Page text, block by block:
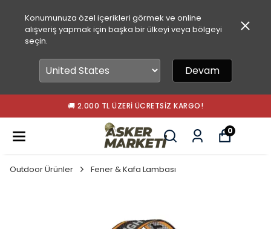
Konumunuza özel içerikleri görmek ve online
alışveriş yapmak için başka bir ülkeyi veya bölgeyi
seçin.
Devam
🚚 2.000 TL ÜZERI ÜCRETSIZ KARGO!
0
Outdoor Ürünler Fener & Kafa Lambası